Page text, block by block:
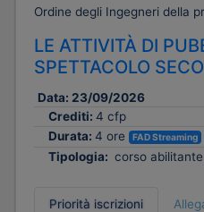
Ordine degli Ingegneri della
LE ATTIVITÀ DI
SPETTACOLO
Data: 23/09/2026
Crediti: 4 cfp
Durata: 4 ore FAD Streaming
Tipologia: corso abilitante
Priorità iscrizioni